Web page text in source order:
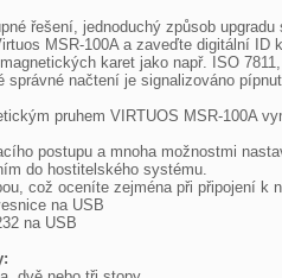
řešení, jednoduchý způsob
MSR-100A a zaveďte digitální
karet jako např. ISO
správné načtení je signalizováno
pruhem VIRTUOS MSR-100A
postupu a mnoha možnostmi
do hostitelského systému.
což oceníte zejména při připojení k
na USB
na USB